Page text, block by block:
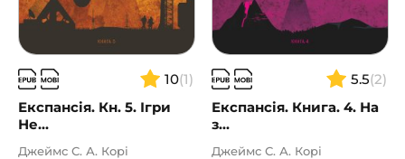
10(1)
Експансія. Кн. 5. Ігри
Не...
Джеймс С. А. Корі
5.5(2)
Експансія. Книга. 4. На
з...
Джеймс С. А. Корі